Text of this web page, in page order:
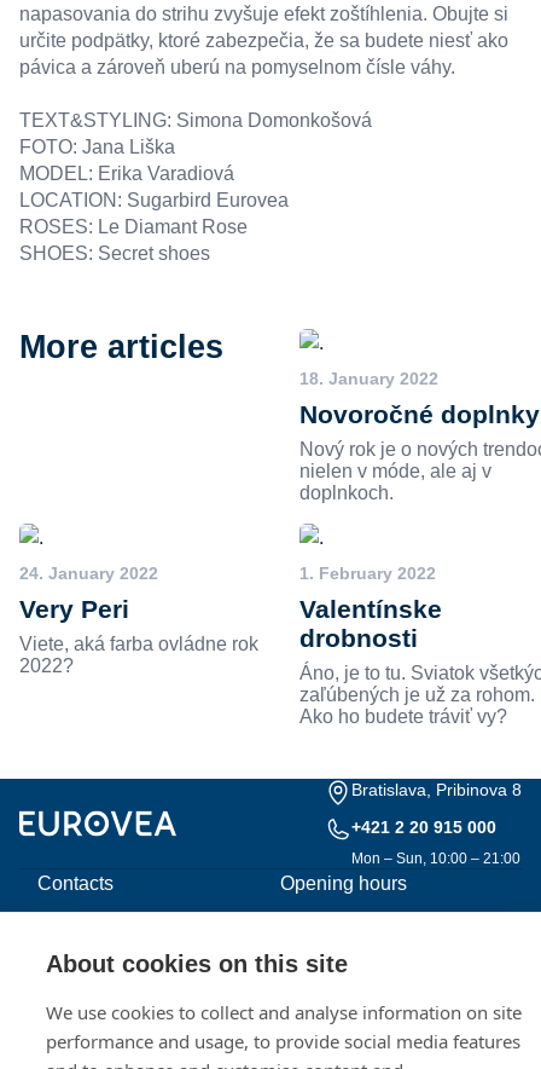
About cookies on this site
We use cookies to collect and analyse information on site
performance and usage, to provide social media features
napasovania do strihu zvyšuje efekt zoštíhlenia. Obujte si
určite podpätky, ktoré zabezpečia, že sa budete niesť ako
pávica a zároveň uberú na pomyselnom čísle váhy.
TEXT&STYLING: Simona Domonkošová
FOTO: Jana Liška
MODEL: Erika Varadiová
LOCATION: Sugarbird Eurovea
ROSES: Le Diamant Rose
SHOES: Secret shoes
More articles
18. January 2022
Novoročné doplnky
Nový rok je o nových
nielen v móde, ale aj v
doplnkoch.
24. January 2022
Very Peri
Viete, aká farba ovládne rok
2022?
1. February 2022
Valentínske
drobnosti
Áno, je to tu. Sviatok
zaľúbených je už za rohom.
Ako ho budete tráviť vy?
Bratislava, Pribinova 8
+421 2 20 915 000
Mon – Sun, 10:00 – 21:00
Contacts Opening hours
Cookies settings